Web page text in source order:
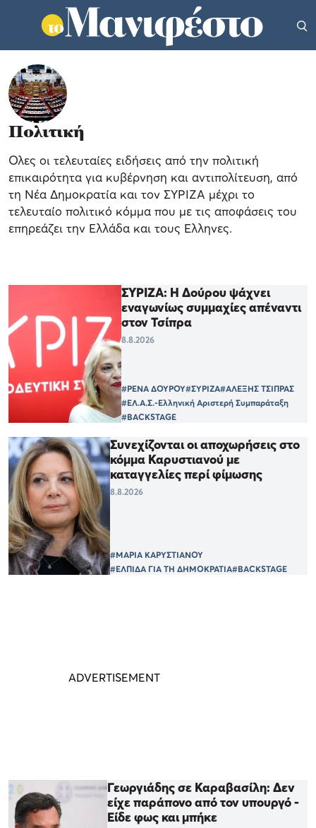
Πολιτική
Ολες οι τελευταίες ειδήσεις από την πολιτική
επικαιρότητα για κυβέρνηση και αντιπολίτευση, από
τη Νέα Δημοκρατία και τον ΣΥΡΙΖΑ μέχρι το
τελευταίο πολιτικό κόμμα που με τις αποφάσεις του
επηρεάζει την Ελλάδα και τους Ελληνες.
ΣΥΡΙΖΑ: Η Δούρου ψάχνει
εναγωνίως συμμαχίες απέναντι
στον Τσίπρα
8.8.2026
#ΡΕΝΑ ΔΟΥΡΟΥ#ΣΥΡΙΖΑ#ΑΛΕΞΗΣ ΤΣΙΠΡΑΣ
#ΕΛ.Α.Σ.-Ελληνική Αριστερή Συμπαράταξη
#BACKSTAGE
Συνεχίζονται οι αποχωρήσεις στο
κόμμα Καρυστιανού με
καταγγελίες περί φίμωσης
8.8.2026
#ΜΑΡΙΑ ΚΑΡΥΣΤΙΑΝΟΥ
#ΕΛΠΙΔΑ ΓΙΑ ΤΗ ΔΗΜΟΚΡΑΤΙΑ#BACKSTAGE
Γεωργιάδης σε Καραβασίλη: Δεν
είχε παράπονο από τον υπουργό -
Είδε φως και μπήκε